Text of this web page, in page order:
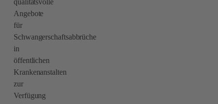
qualitätsvolle
Angebote
für
Schwangerschaftsabbrüche
in
öffentlichen
Krankenanstalten
zur
Verfügung